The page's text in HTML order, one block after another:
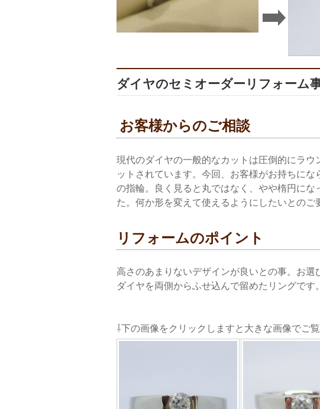
ダイヤのセミオーダーリフォーム
お客様からのご相談
現代のダイヤの一般的なカットは圧倒的にラ
ットされています。今回、お客様がお持ちに
の指輪。良く見ると丸ではなく、やや楕円に
た。何か形を変えて使えるようにしたいとのご
リフォームのポイント
高さのあまりないデザインが良いとの事。お
ダイヤを両側からふせ込んで留めたリングです
⇩下の画像をクリックしますと大きな画像でご覧